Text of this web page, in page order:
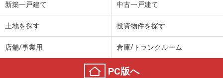
新築一戸建て 中古一戸建て
土地を探す 投資物件を探す
店舗/事業用 倉庫/トランクルーム
PC版へ